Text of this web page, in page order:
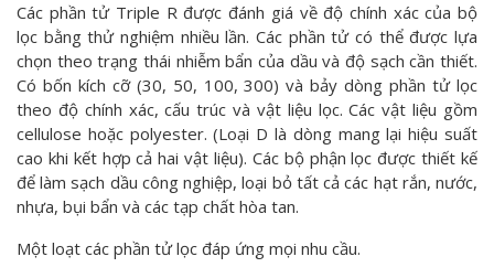
Các phần tử Triple R được đánh giá về độ chính xác của bộ
lọc bằng thử nghiệm nhiều lần. Các phần tử có thể được lựa
chọn theo trạng thái nhiễm bẩn của dầu và độ sạch cần thiết.
Có bốn kích cỡ (30, 50, 100, 300) và bảy dòng phần tử lọc
theo độ chính xác, cấu trúc và vật liệu lọc. Các vật liệu gồm
cellulose hoặc polyester. (Loại D là dòng mang lại hiệu suất
cao khi kết hợp cả hai vật liệu). Các bộ phận lọc được thiết kế
để làm sạch dầu công nghiệp, loại bỏ tất cả các hạt rắn, nước,
nhựa, bụi bẩn và các tạp chất hòa tan.
Một loạt các phần tử lọc đáp ứng mọi nhu cầu.